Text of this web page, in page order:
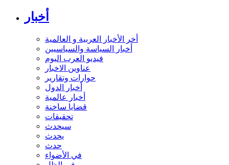
أخبار
أخر الأخبار العربية و العالمية
أخبار السياسة والسياسيين
فيديو العرب اليوم
عناوين الاخبار
حوارات وتقارير
أخبار الدول
أخبار عالمية
قضايا ساخنة
تحقيقات
سيحدث
يحدث
حدث
في الأضواء